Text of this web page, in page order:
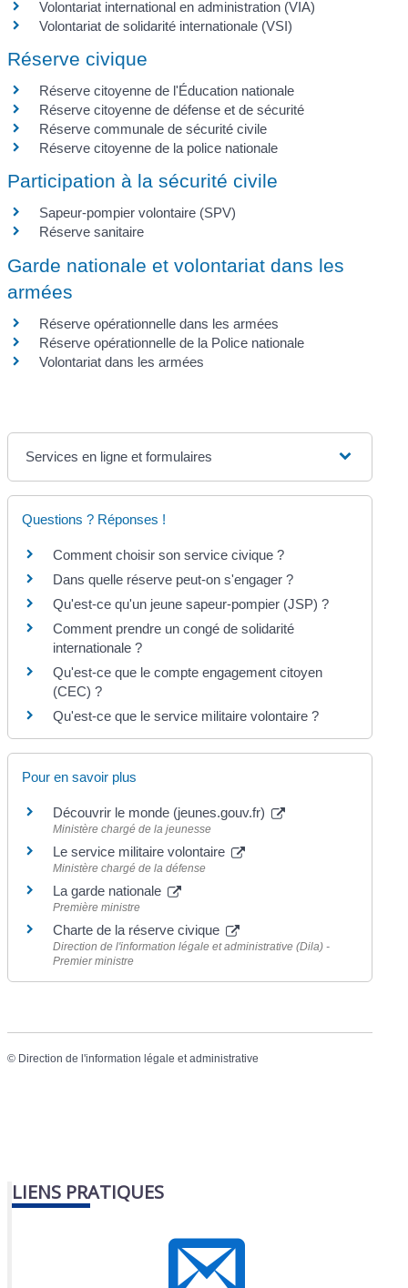
Volontariat international en administration (VIA)
Volontariat de solidarité internationale (VSI)
Réserve civique
Réserve citoyenne de l'Éducation nationale
Réserve citoyenne de défense et de sécurité
Réserve communale de sécurité civile
Réserve citoyenne de la police nationale
Participation à la sécurité civile
Sapeur-pompier volontaire (SPV)
Réserve sanitaire
Garde nationale et volontariat dans les
armées
Réserve opérationnelle dans les armées
Réserve opérationnelle de la Police nationale
Volontariat dans les armées
Services en ligne et formulaires
Questions ? Réponses !
Comment choisir son service civique ?
Dans quelle réserve peut-on s'engager ?
Qu'est-ce qu'un jeune sapeur-pompier (JSP) ?
Comment prendre un congé de solidarité
internationale ?
Qu'est-ce que le compte engagement citoyen
(CEC) ?
Qu'est-ce que le service militaire volontaire ?
Pour en savoir plus
Découvrir le monde (jeunes.gouv.fr)
Ministère chargé de la jeunesse
Le service militaire volontaire
Ministère chargé de la défense
La garde nationale
Première ministre
Charte de la réserve civique
Direction de l'information légale et administrative (Dila) -
Premier ministre
© Direction de l'information légale et administrative
LIENS PRATIQUES